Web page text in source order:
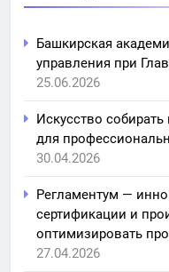
Башкирская
управления при
25.06.2026
Искусство
для
30.04.2026
Регламентум —
сертификации и
оптимизировать
27.04.2026